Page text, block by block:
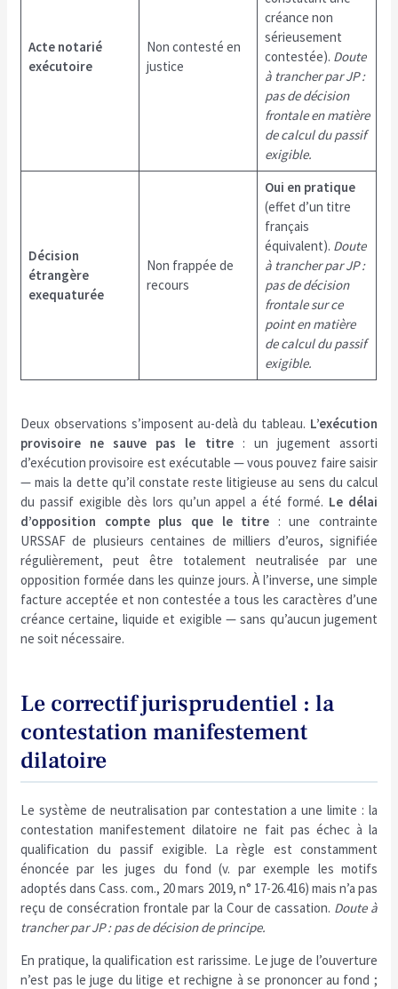
Acte notarié
exécutoire
Non contesté en
justice
créance non
sérieusement
contestée). Doute
à trancher par JP :
pas de décision
frontale en matière
de calcul du passif
exigible.
Décision
étrangère
exequaturée
Non frappée de
recours
Oui en pratique
(effet d’un titre
français
équivalent). Doute
à trancher par JP :
pas de décision
frontale sur ce
point en matière
de calcul du passif
exigible.
Deux observations s’imposent au-delà du tableau. L’exécution
provisoire ne sauve pas le titre: un jugement assorti
d’exécution provisoire est exécutable — vous pouvez faire saisir
— mais la dette qu’il constate reste litigieuse au sens du calcul
du passif exigible dès lors qu’un appel a été formé. Le délai
d’opposition compte plus que le titre : une contrainte
URSSAF de plusieurs centaines de milliers d’euros, signifiée
régulièrement, peut être totalement neutralisée par une
opposition formée dans les quinze jours. À l’inverse, une simple
facture acceptée et non contestée a tous les caractères d’une
créance certaine, liquide et exigible — sans qu’aucun jugement
ne soit nécessaire.
Le correctif jurisprudentiel : la
contestation manifestement
dilatoire
Le système de neutralisation par contestation a une limite : la
contestation manifestement dilatoire ne fait pas échec à la
qualification du passif exigible. La règle est constamment
énoncée par les juges du fond (v. par exemple les motifs
adoptés dans Cass. com., 20 mars 2019, n° 17-26.416) mais n’a pas
reçu de consécration frontale par la Cour de cassation. Doute à
trancher par JP : pas de décision de principe.
En pratique, la qualification est rarissime. Le juge de l’ouverture
n’est pas le juge du litige et rechigne à se prononcer au fond ;